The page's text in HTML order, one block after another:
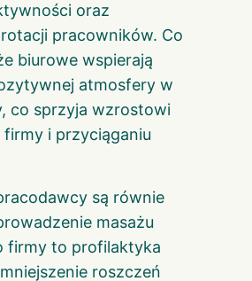
oraz
pracowników. Co
biurowe wspierają
atmosfery w
co sprzyja wzrostowi
i przyciąganiu
są równie
masażu
firmy to profilaktyka
roszczeń